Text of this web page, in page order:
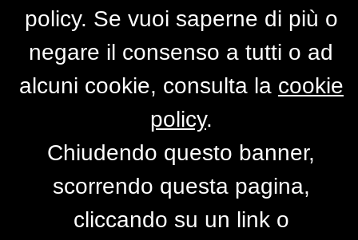
Lecco - Veduta sul lago
dirosariov
policy. Se vuoi saperne di più o
negare il consenso a tutti o ad
alcuni cookie, consulta la cookie
policy.
Chiudendo questo banner,
scorrendo questa pagina,
cliccando su un link o